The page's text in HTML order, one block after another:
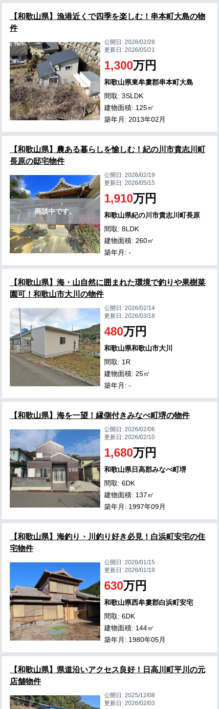
【和歌山県】漁港近くで四季を楽しむ！串本町大島の物
件
公開日:2026/02/28
更新日:2026/05/21
1,300万円
和歌山県東牟婁郡串本町大島
間取: 3SLDK
建物面積: 125㎡
築年月: 2013年02月
【和歌山県】農ある暮らしを愉しむ！紀の川市貴志川町
長原の邸宅物件
商談中です。
公開日:2026/02/19
更新日:2026/05/15
1,910万円
和歌山県紀の川市貴志川町長原
間取: 8LDK
建物面積: 260㎡
築年月: -
【和歌山県】海・山自然に囲まれた環境で釣りや果樹菜
園可！和歌山市大川の物件
公開日:2026/02/14
更新日:2026/03/18
480万円
和歌山県和歌山市大川
間取: 1R
建物面積: 25㎡
築年月: -
【和歌山県】海を一望！縁側付きみなべ町堺の物件
公開日:2026/02/06
更新日:2026/02/10
1,680万円
和歌山県日高郡みなべ町堺
間取: 6DK
建物面積: 137㎡
築年月: 1997年09月
【和歌山県】海釣り・川釣り好き必見！白浜町安宅の住
宅物件
公開日:2026/01/15
更新日:2026/01/19
630万円
和歌山県西牟婁郡白浜町安宅
間取: 6DK
建物面積: 144㎡
築年月: 1980年05月
【和歌山県】県道沿いアクセス良好！日高川町平川の元
店舗物件
公開日:2025/12/08
更新日:2026/02/03